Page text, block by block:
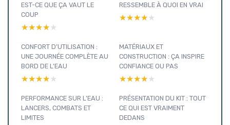
EST-CE QUE ÇA VAUT LE
COUP
★★★★★
★★★★★
RESSEMBLE À QUOI EN VRAI
★★★★★
★★★★★
CONFORT D’UTILISATION :
UNE JOURNÉE COMPLÈTE AU
BORD DE L’EAU
★★★★★
★★★★★
MATÉRIAUX ET
CONSTRUCTION : ÇA INSPIRE
CONFIANCE OU PAS
★★★★★
★★★★★
PERFORMANCE SUR L’EAU :
LANCERS, COMBATS ET
LIMITES
PRÉSENTATION DU KIT : TOUT
CE QUI EST VRAIMENT
DEDANS